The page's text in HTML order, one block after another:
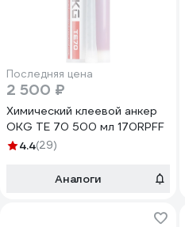
Последняя цена
2 500 ₽
Химический клеевой анкер
OKG TE 70 500 мл 170RPFF
4.4(29)
Аналоги